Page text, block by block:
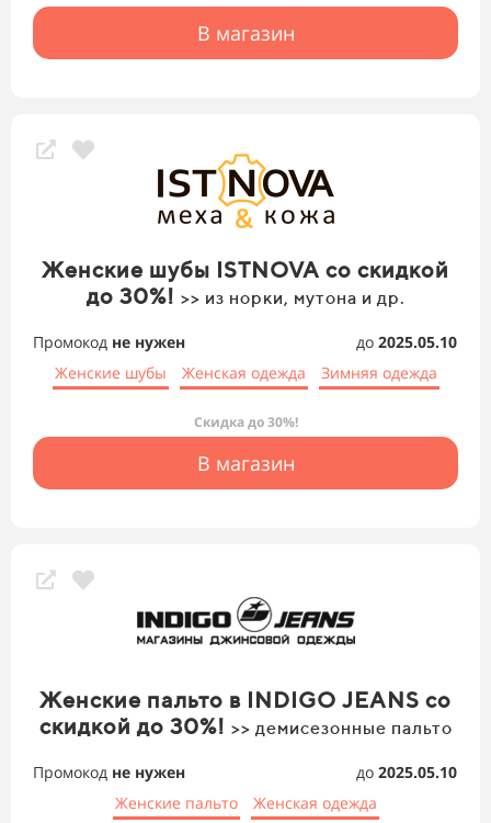
В магазин
Женские шубы ISTNOVA со скидкой
до 30%! >> из норки, мутона и др.
Промокод не нужен до 2025.05.10
Женские шубы
Женская одежда Зимняя одежда
Скидка до 30%!
В магазин
Женские пальто в INDIGO JEANS со
скидкой до 30%! >> демисезонные пальто
Промокод не нужен до 2025.05.10
Женские пальто
Женская одежда